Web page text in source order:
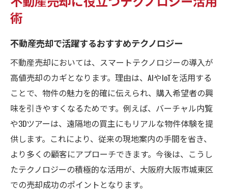
術
不動産売却で活躍するおすすめテクノロジー
不動産売却においては、スマートテクノロジーの導入が
高値売却のカギとなります。理由は、AIやIoTを活用する
ことで、物件の魅力を的確に伝えられ、購入希望者の興
味を引きやすくなるためです。例えば、バーチャル内覧
や3Dツアーは、遠隔地の買主にもリアルな物件体験を提
供します。これにより、従来の現地案内の手間を省き、
より多くの顧客にアプローチできます。今後は、こうし
たテクノロジーの積極的な活用が、大阪府大阪市城東区
での売却成功のポイントとなります。